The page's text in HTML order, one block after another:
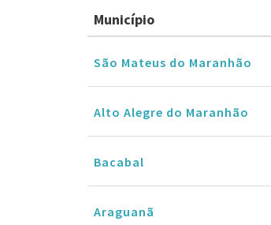
Município
São Mateus do Maranhão
Alto Alegre do Maranhão
Bacabal
Araguanã